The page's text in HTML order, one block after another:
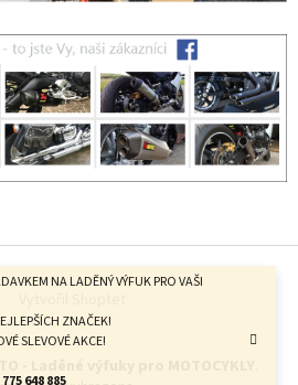
NA LADĚNÝ VÝFUK PRO VAŠI
ZNAČEK!
SLEVOVÉ AKCE!